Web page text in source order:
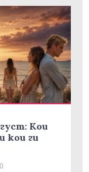
Кои
кои ги
0